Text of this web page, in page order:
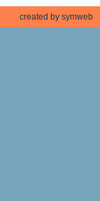
created by symweb